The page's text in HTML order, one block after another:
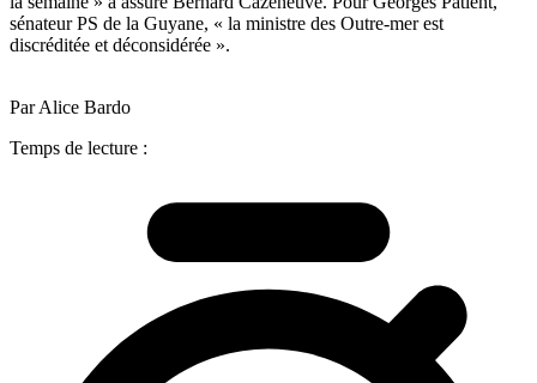
sénateur PS de la Guyane, « la ministre des Outre-mer est
discréditée et déconsidérée ».
Par Alice Bardo
Temps de lecture :